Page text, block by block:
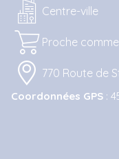
Centre-ville
Proche
770 Route de
Coordonnées GPS :